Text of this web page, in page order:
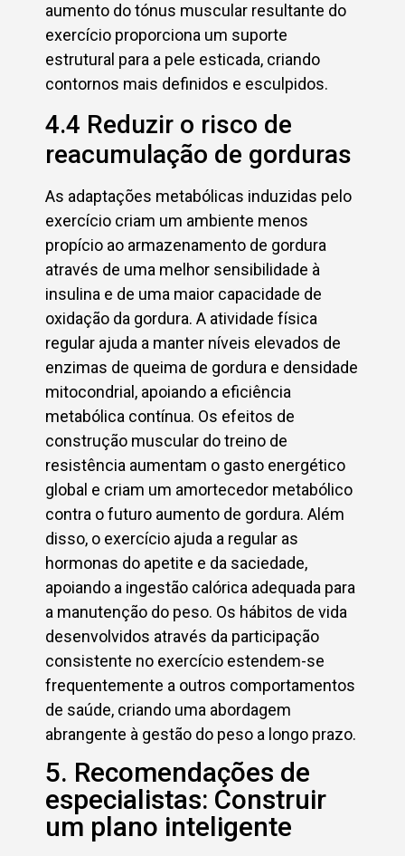
aumento do tónus muscular resultante do
exercício proporciona um suporte
estrutural para a pele esticada, criando
contornos mais definidos e esculpidos.
4.4 Reduzir o risco de
reacumulação de gorduras
As adaptações metabólicas induzidas pelo
exercício criam um ambiente menos
propício ao armazenamento de gordura
através de uma melhor sensibilidade à
insulina e de uma maior capacidade de
oxidação da gordura. A atividade física
regular ajuda a manter níveis elevados de
enzimas de queima de gordura e densidade
mitocondrial, apoiando a eficiência
metabólica contínua. Os efeitos de
construção muscular do treino de
resistência aumentam o gasto energético
global e criam um amortecedor metabólico
contra o futuro aumento de gordura. Além
disso, o exercício ajuda a regular as
hormonas do apetite e da saciedade,
apoiando a ingestão calórica adequada para
a manutenção do peso. Os hábitos de vida
desenvolvidos através da participação
consistente no exercício estendem-se
frequentemente a outros comportamentos
de saúde, criando uma abordagem
abrangente à gestão do peso a longo prazo.
5. Recomendações de
especialistas: Construir
um plano inteligente